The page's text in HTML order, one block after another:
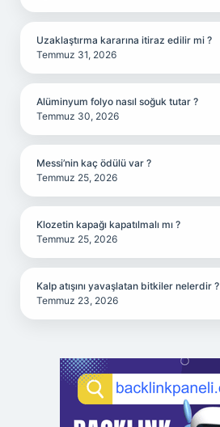
Uzaklaştırma kararına itiraz edilir mi ?
Temmuz 31, 2026
Alüminyum folyo nasıl soğuk tutar ?
Temmuz 30, 2026
Messi’nin kaç ödülü var ?
Temmuz 25, 2026
Klozetin kapağı kapatılmalı mı ?
Temmuz 25, 2026
Kalp atışını yavaşlatan bitkiler nelerdir ?
Temmuz 23, 2026